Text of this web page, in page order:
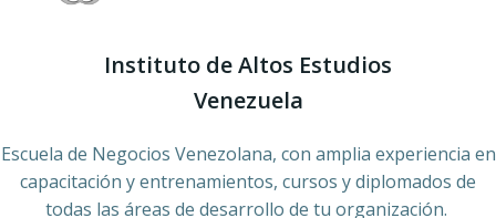
Instituto de Altos Estudios
Venezuela
Escuela de Negocios Venezolana, con amplia experiencia en
capacitación y entrenamientos, cursos y diplomados de
todas las áreas de desarrollo de tu organización.